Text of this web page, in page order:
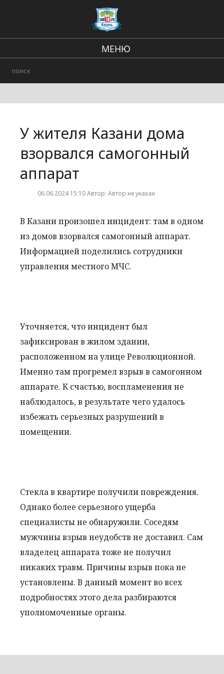
МЕНЮ
Городские события
У жителя Казани дома
взорвался самогонный
аппарат
06.06.2024 15:10 Автор: Автор не указан
В Казани произошел инцидент: там в одном
из домов взорвался самогонный аппарат.
Информацией поделились сотрудники
управления местного МЧС.
Уточняется, что инцидент был
зафиксирован в жилом здании,
расположенном на улице Революционной.
Именно там прогремел взрыв в самогонном
аппарате. К счастью, воспламенения не
наблюдалось, в результате чего удалось
избежать серьезных разрушений в
помещении.
Стекла в квартире получили повреждения.
Однако более серьезного ущерба
специалисты не обнаружили. Соседям
мужчины взрыв неудобств не доставил. Сам
владелец аппарата тоже не получил
никаких травм. Причины взрыв пока не
установлены. В данный момент во всех
подробностях этого дела разбираются
уполномоченные органы.